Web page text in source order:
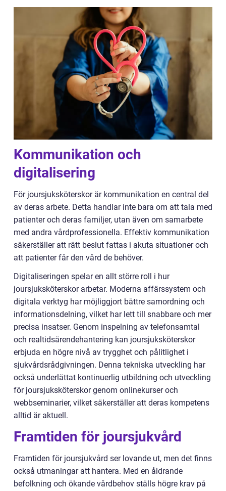
Kommunikation och
digitalisering
För joursjuksköterskor är kommunikation en central del
av deras arbete. Detta handlar inte bara om att tala med
patienter och deras familjer, utan även om samarbete
med andra vårdprofessionella. Effektiv kommunikation
säkerställer att rätt beslut fattas i akuta situationer och
att patienter får den vård de behöver.
Digitaliseringen spelar en allt större roll i hur
joursjuksköterskor arbetar. Moderna affärssystem och
digitala verktyg har möjliggjort bättre samordning och
informationsdelning, vilket har lett till snabbare och mer
precisa insatser. Genom inspelning av telefonsamtal
och realtidsärendehantering kan joursjuksköterskor
erbjuda en högre nivå av trygghet och pålitlighet i
sjukvårdsrådgivningen. Denna tekniska utveckling har
också underlättat kontinuerlig utbildning och utveckling
för joursjuksköterskor genom onlinekurser och
webbseminarier, vilket säkerställer att deras kompetens
alltid är aktuell.
Framtiden för joursjukvård
Framtiden för joursjukvård ser lovande ut, men det finns
också utmaningar att hantera. Med en åldrande
befolkning och ökande vårdbehov ställs högre krav på